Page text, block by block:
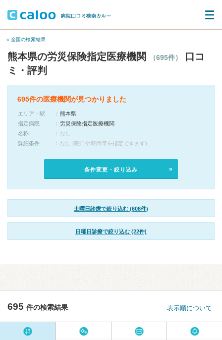
« 全国の検索結果
熊本県の労災保険指定医療機関 （695件）
口コ
ミ・評判
695件の医療機関が見つかりました
エリア・駅
熊本県
指定病院
労災保険指定医療機関
名称
なし
詳細条件
なし (曜日や時間帯を指定できます)
条件変更・絞り込み
土曜日診療で絞り込む (608件)
日曜日診療で絞り込む (22件)
695 件の検索結果 表示順について